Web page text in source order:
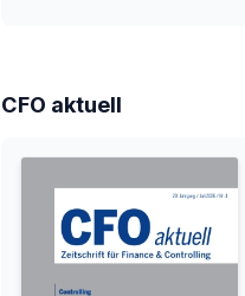
CFO aktuell